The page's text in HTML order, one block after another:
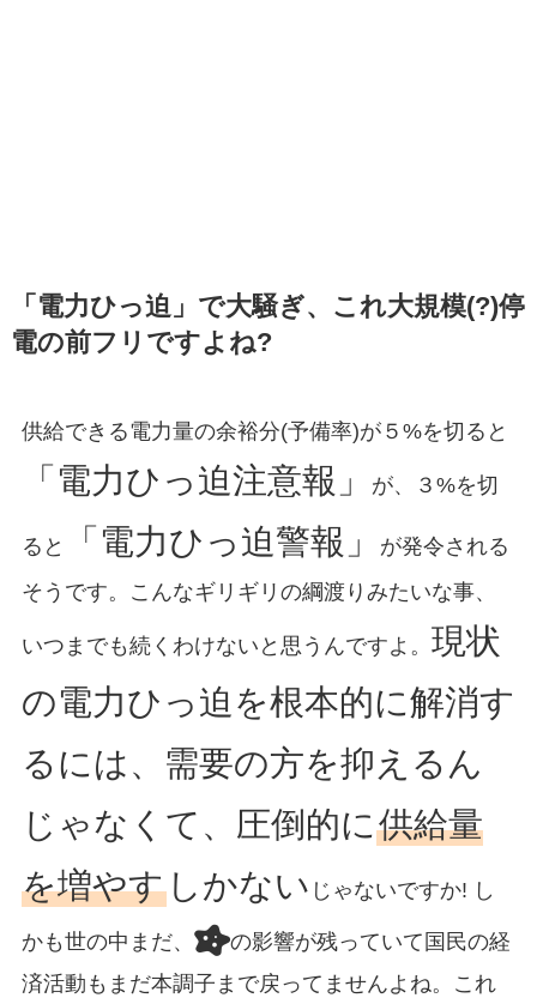
「電力ひっ迫」で大騒ぎ、これ大規模(?)停
電の前フリですよね?
供給できる電力量の余裕分(予備率)が５%を切ると
「電力ひっ迫注意報」 が、３%を切
ると 「電力ひっ迫警報」
が発令される
そうです。こんなギリギリの綱渡りみたいな事、
いつまでも続くわけないと思うんですよ。 現状
の電力ひっ迫を根本的に解消す
るには、需要の方を抑えるん
じゃなくて、圧倒的に供給量
を増やすしかない じゃないですか! し
かも世の中まだ、
の影響が残っていて国民の経
済活動もまだ本調子まで戻ってませんよね。これ